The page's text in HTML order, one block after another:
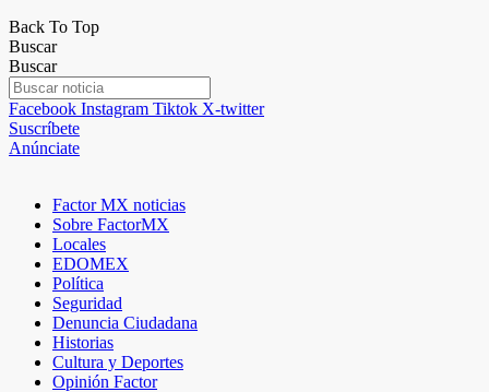
Back To Top
Buscar
Buscar
Facebook Instagram Tiktok X-twitter
Suscríbete
Anúnciate
Factor MX noticias
Sobre FactorMX
Locales
EDOMEX
Política
Seguridad
Denuncia Ciudadana
Historias
Cultura y Deportes
Opinión Factor